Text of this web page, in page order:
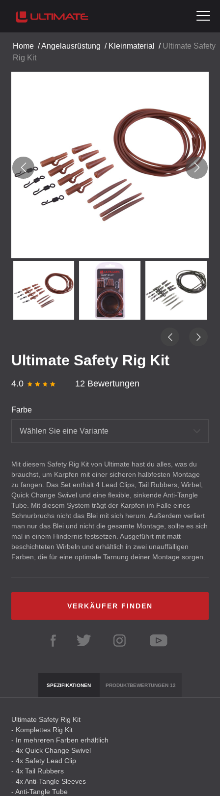
Home /Angelausrüstung / Kleinmaterial / Ultimate Safety
Rig Kit
Ultimate Safety Rig Kit
4.0 12 Bewertungen
Farbe
Wählen Sie eine Variante
Mit diesem Safety Rig Kit von Ultimate hast du alles, was du
brauchst, um Karpfen mit einer sicheren halbfesten Montage
zu fangen. Das Set enthält 4 Lead Clips, Tail Rubbers, Wirbel,
Quick Change Swivel und eine flexible, sinkende Anti-Tangle
Tube. Mit diesem System trägt der Karpfen im Falle eines
Schnurbruchs nicht das Blei mit sich herum. Außerdem verliert
man nur das Blei und nicht die gesamte Montage, sollte es sich
mal in einem Hindernis festsetzen. Ausgeführt mit matt
beschichteten Wirbeln und erhältlich in zwei unauffälligen
Farben, die für eine optimale Tarnung deiner Montage sorgen.
VERKÄUFER FINDEN
SPEZIFIKATIONEN PRODUKTBEWERTUNGEN12
Ultimate Safety Rig Kit
- Komplettes Rig Kit
- In mehreren Farben erhältlich
- 4x Quick Change Swivel
- 4x Safety Lead Clip
- 4x Tail Rubbers
- 4x Anti-Tangle Sleeves
- Anti-Tangle Tube